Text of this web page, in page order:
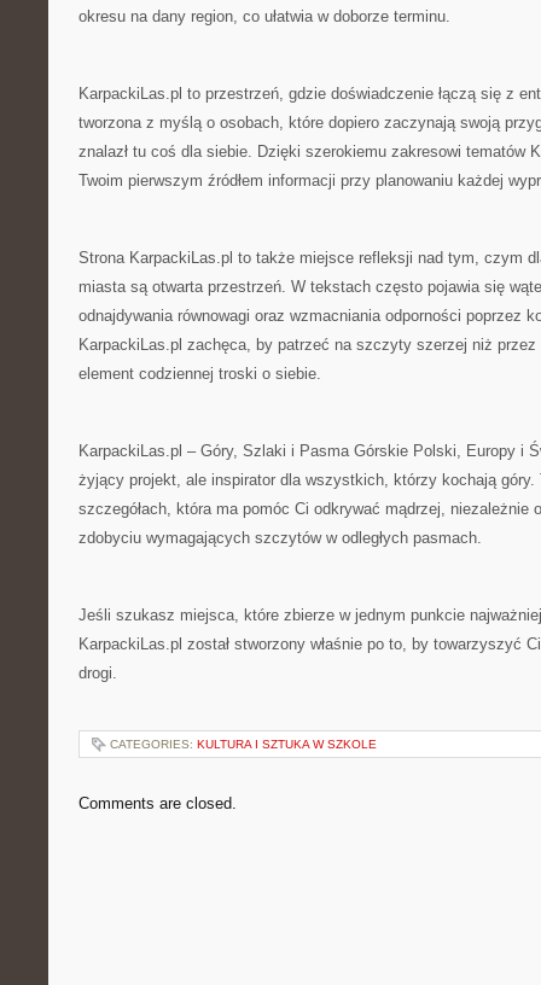
okresu na dany region, co ułatwia w doborze terminu.
KarpackiLas.pl to przestrzeń, gdzie doświadczenie łączą się z
tworzona z myślą o osobach, które dopiero zaczynają swoją
znalazł tu coś dla siebie. Dzięki szerokiemu zakresowi tematów
Twoim pierwszym źródłem informacji przy planowaniu każdej
Strona KarpackiLas.pl to także miejsce refleksji nad tym, czym
miasta są otwarta przestrzeń. W tekstach często pojawia się
odnajdywania równowagi oraz wzmacniania odporności poprzez
KarpackiLas.pl zachęca, by patrzeć na szczyty szerzej niż
element codziennej troski o siebie.
KarpackiLas.pl – Góry, Szlaki i Pasma Górskie Polski, Europy i
żyjący projekt, ale inspirator dla wszystkich, którzy kochają góry.
szczegółach, która ma pomóc Ci odkrywać mądrzej, niezależnie
zdobyciu wymagających szczytów w odległych pasmach.
Jeśli szukasz miejsca, które zbierze w jednym punkcie
KarpackiLas.pl został stworzony właśnie po to, by towarzyszyć
drogi.
CATEGORIES: KULTURA I SZTUKA W SZKOLE
Comments are closed.